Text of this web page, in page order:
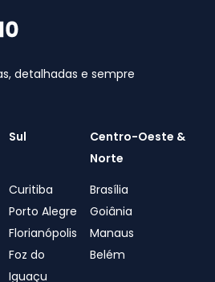
detalhadas e sempre
Sul
Curitiba
Porto Alegre
Florianópolis
Foz do
Iguaçu
Centro-Oeste &
Norte
Brasília
Goiânia
Manaus
Belém